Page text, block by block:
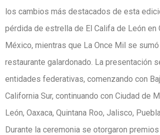
los cambios más destacados de esta
pérdida de estrella de El Califa de León en
México, mientras que La Once Mil se
restaurante galardonado. La presentación
entidades federativas, comenzando con
California Sur, continuando con Ciudad de
León, Oaxaca, Quintana Roo, Jalisco,
Durante la ceremonia se otorgaron